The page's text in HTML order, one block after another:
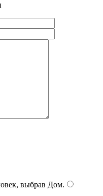
выбрав Дом.